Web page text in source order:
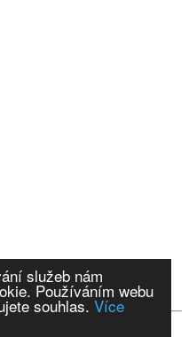
služeb nám
Používáním webu
souhlas. Více